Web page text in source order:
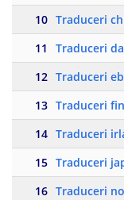
10 Traduceri
11
Traduceri
12 Traduceri
13 Traduceri
14 Traduceri
15 Traduceri
16 Traduceri